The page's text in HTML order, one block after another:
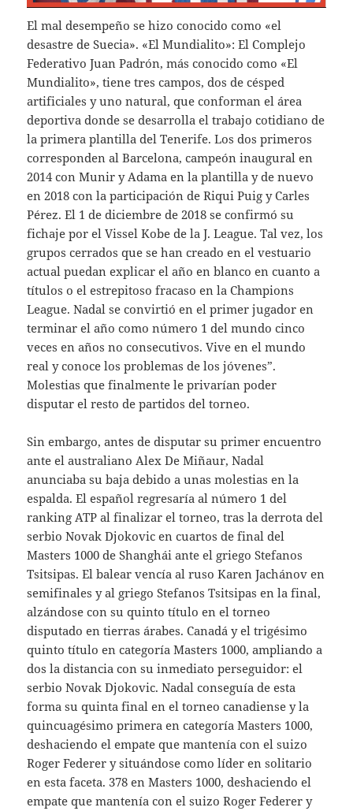
El mal desempeño se hizo conocido como «el
desastre de Suecia». «El Mundialito»: El Complejo
Federativo Juan Padrón, más conocido como «El
Mundialito», tiene tres campos, dos de césped
artificiales y uno natural, que conforman el área
deportiva donde se desarrolla el trabajo cotidiano de
la primera plantilla del Tenerife. Los dos primeros
corresponden al Barcelona, campeón inaugural en
2014 con Munir y Adama en la plantilla y de nuevo
en 2018 con la participación de Riqui Puig y Carles
Pérez. El 1 de diciembre de 2018 se confirmó su
fichaje por el Vissel Kobe de la J. League. Tal vez, los
grupos cerrados que se han creado en el vestuario
actual puedan explicar el año en blanco en cuanto a
títulos o el estrepitoso fracaso en la Champions
League. Nadal se convirtió en el primer jugador en
terminar el año como número 1 del mundo cinco
veces en años no consecutivos. Vive en el mundo
real y conoce los problemas de los jóvenes”.
Molestias que finalmente le privarían poder
disputar el resto de partidos del torneo.
Sin embargo, antes de disputar su primer encuentro
ante el australiano Alex De Miñaur, Nadal
anunciaba su baja debido a unas molestias en la
espalda. El español regresaría al número 1 del
ranking ATP al finalizar el torneo, tras la derrota del
serbio Novak Djokovic en cuartos de final del
Masters 1000 de Shanghái ante el griego Stefanos
Tsitsipas. El balear vencía al ruso Karen Jachánov en
semifinales y al griego Stefanos Tsitsipas en la final,
alzándose con su quinto título en el torneo
disputado en tierras árabes. Canadá y el trigésimo
quinto título en categoría Masters 1000, ampliando a
dos la distancia con su inmediato perseguidor: el
serbio Novak Djokovic. Nadal conseguía de esta
forma su quinta final en el torneo canadiense y la
quincuagésimo primera en categoría Masters 1000,
deshaciendo el empate que mantenía con el suizo
Roger Federer y situándose como líder en solitario
en esta faceta. 378 en Masters 1000, deshaciendo el
empate que mantenía con el suizo Roger Federer y